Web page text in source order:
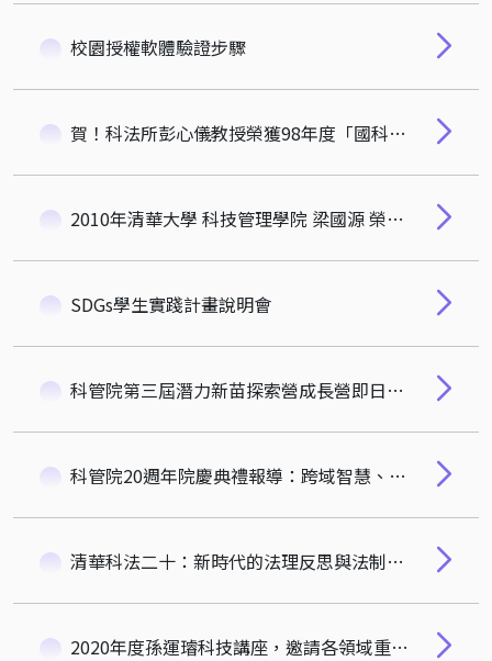
校園授權軟體驗證步驟
賀！科法所彭心儀教授榮獲98年度「國科會傑出研究獎」
2010年清華大學 科技管理學院 梁國源 榮譽教授
SDGs學生實踐計畫說明會
科管院第三屆潛力新苗探索營成長營即日起開始報名
科管院20週年院慶典禮報導：跨域智慧、領航未來
清華科法二十：新時代的法理反思與法制建構研討會
2020年度孫運璿科技講座，邀請各領域重量級講者蒞臨分享，精彩可期，歡迎踴躍報名參加！